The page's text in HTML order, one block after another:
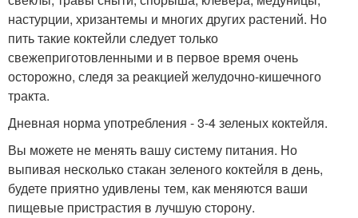
настурции, хризантемы и многих других растений. Но
пить такие коктейли следует только
свежеприготовленными и в первое время очень
осторожно, следя за реакцией желудочно-кишечного
тракта.
Дневная норма употребления - 3-4 зеленых коктейля.
Вы можете не менять вашу систему питания. Но
выпивая несколько стакан зеленого коктейля в день,
будете приятно удивлены тем, как меняются ваши
пищевые пристрастия в лучшую сторону.